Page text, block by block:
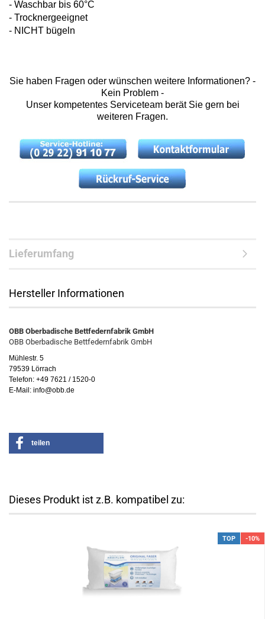
- Waschbar bis 60°C
- Trocknergeeignet
- NICHT bügeln
Sie haben Fragen oder wünschen weitere Informationen? -
Kein Problem -
Unser kompetentes Serviceteam berät Sie gern bei
weiteren Fragen.
Lieferumfang
Hersteller Informationen
OBB Oberbadische Bettfedernfabrik GmbH
OBB Oberbadische Bettfedernfabrik GmbH
Mühlestr. 5
79539 Lörrach
Telefon: +49 7621 / 1520-0
E-Mail: info@obb.de
teilen
Dieses Produkt ist z.B. kompatibel zu:
TOP -10%